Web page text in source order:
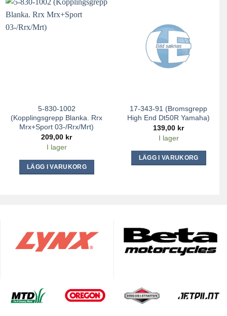
5-830-1002
(Kopplingsgrepp Blanka. Rrx
Mrx+Sport 03-/Rrx/Mrt)
209,00 kr
I lager
LÄGG I VARUKORG
17-343-91 (Bromsgrepp
High End Dt50R Yamaha)
139,00 kr
I lager
LÄGG I VARUKORG